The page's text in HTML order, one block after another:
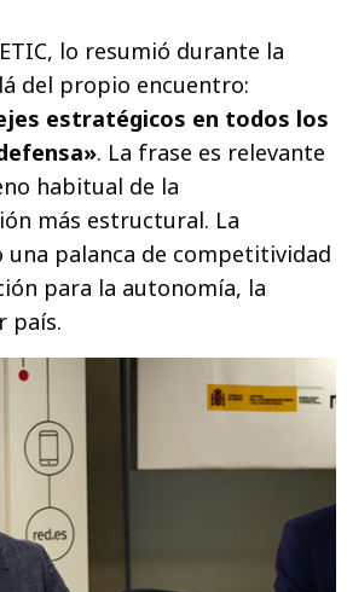
lo resumió durante la
del propio encuentro:
estratégicos en todos los
. La frase es relevante
habitual de la
más estructural. La
palanca de competitividad
para la autonomía, la
país.